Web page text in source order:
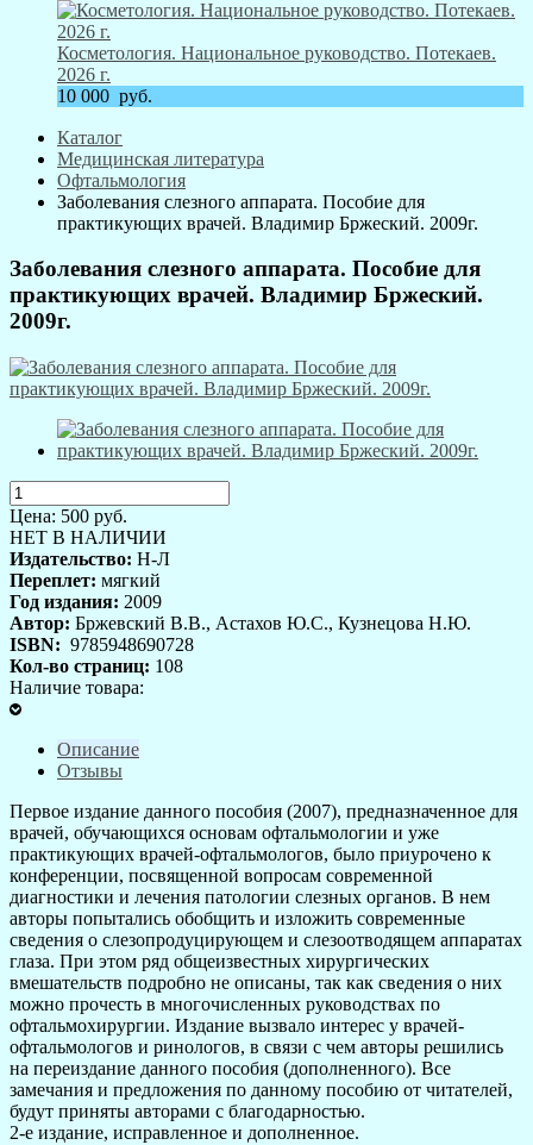
Косметология. Национальное руководство. Потекаев.
2026 г.
10 000 руб.
Каталог
Медицинская литература
Офтальмология
Заболевания слезного аппарата. Пособие для
практикующих врачей. Владимир Бржеский. 2009г.
Заболевания слезного аппарата. Пособие для
практикующих врачей. Владимир Бржеский.
2009г.
Цена: 500 руб.
НЕТ В НАЛИЧИИ
Издательство: Н-Л
Переплет: мягкий
Год издания: 2009
Автор: Бржевский В.В., Астахов Ю.С., Кузнецова Н.Ю.
ISBN: 9785948690728
Кол-во страниц: 108
Наличие товара:
Описание
Отзывы
Первое издание данного пособия (2007), предназначенное для
врачей, обучающихся основам офтальмологии и уже
практикующих врачей-офтальмологов, было приурочено к
конференции, посвященной вопросам современной
диагностики и лечения патологии слезных органов. В нем
авторы попытались обобщить и изложить современные
сведения о слезопродуцирующем и слезоотводящем аппаратах
глаза. При этом ряд общеизвестных хирургических
вмешательств подробно не описаны, так как сведения о них
можно прочесть в многочисленных руководствах по
офтальмохирургии. Издание вызвало интерес у врачей-
офтальмологов и ринологов, в связи с чем авторы решились
на переиздание данного пособия (дополненного). Все
замечания и предложения по данному пособию от читателей,
будут приняты авторами с благодарностью.
2-е издание, исправленное и дополненное.